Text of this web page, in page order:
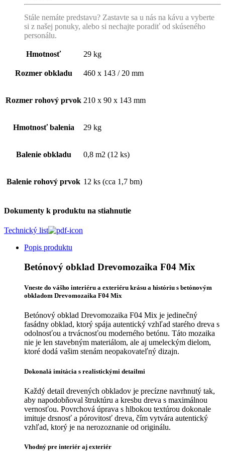
Stále nemáte predstavu? Zastavte sa u nás na kávu a vyberte
si z našej ponuky, alebo si nechajte poradiť od skúseného
personálu.
Hmotnosť 29 kg
Rozmer obkladu 460 x 143 / 20 mm
Rozmer rohový prvok 210 x 90 x 143 mm
Hmotnosť balenia 29 kg
Balenie obkladu 0,8 m2 (12 ks)
Balenie rohový prvok 12 ks (cca 1,7 bm)
Dokumenty k produktu na stiahnutie
Technický list
Popis produktu
Betónový obklad Drevomozaika F04 Mix
Vneste do vášho interiéru a exteriéru krásu a históriu s betónovým
obkladom Drevomozaika F04 Mix
Betónový obklad Drevomozaika F04 Mix je jedinečný
fasádny obklad, ktorý spája autentický vzhľad starého dreva s
odolnosťou a trvácnosťou moderného betónu. Táto mozaika
nie je len stavebným materiálom, ale aj umeleckým dielom,
ktoré dodá vašim stenám neopakovateľný dizajn.
Dokonalá imitácia s realistickými detailmi
Každý detail drevených obkladov je precízne navrhnutý tak,
aby napodobňoval štruktúru a kresbu dreva s maximálnou
vernosťou. Povrchová úprava s hlbokou textúrou dokonale
imituje drsnosť a pórovitosť dreva, čím vytvára autentický
vzhľad, ktorý je na nerozoznanie od originálu.
Vhodný pre interiér aj exteriér